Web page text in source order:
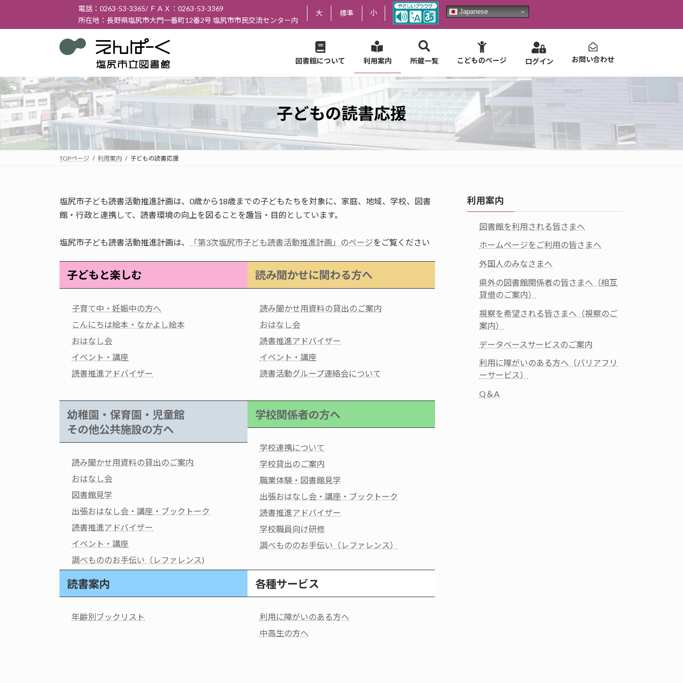
テ
ス
キ
ッ
ゲ
ン
に
移
電話：0263-53-3365/ ＦＡＸ：0263-53-3369
所在地：長野県塩尻市大門一番町12番2号 塩尻市市民交流センター内
大 標準 小 Japanese
図書館について 利用案内 所蔵一覧 こどものページ ログイン お問い合わせ
子どもの読書応援
TOPページ 利用案内 子どもの読書応援
塩尻市子ども読書活動推進計画は、0歳から18歳までの子どもたちを対象に、家庭、地域、学校、図書
館・行政と連携して、読書環境の向上を図ることを趣旨・目的としています。
塩尻市子ども読書活動推進計画は、 「第3次塩尻市子ども読書活動推進計画」のページをご覧ください
子どもと楽しむ
子育て中・妊娠中の方へ
こんにちは絵本・なかよし絵本
おはなし会
イベント・講座
読書推進アドバイザー
幼稚園・保育園・児童館
その他公共施設の方へ
読み聞かせ用資料の貸出のご案内
おはなし会
図書館見学
出張おはなし会・講座・ブックトーク
読書推進アドバイザー
イベント・講座
調べもののお手伝い（レファレンス)
読み聞かせに関わる方へ
読み聞かせ用資料の貸出のご案内
おはなし会
読書推進アドバイザー
イベント・講座
読書活動グループ連絡会について
学校関係者の方へ
学校連携について
学校貸出のご案内
職業体験・図書館見学
出張おはなし会・講座・ブックトーク
読書推進アドバイザー
学校職員向け研修
調べもののお手伝い（レファレンス）
読書案内
年齢別ブックリスト
各種サービス
利用に障がいのある方へ
中高生の方へ
利用案内
図書館を利用される皆さまへ
ホームページをご利用の皆さまへ
外国人のみなさまへ
県外の図書館関係者の皆さまへ（相互
貸借のご案内）
視察を希望される皆さまへ（視察のご
案内）
データベースサービスのご案内
利用に障がいのある方へ（バリアフリ
ーサービス）
Q＆A